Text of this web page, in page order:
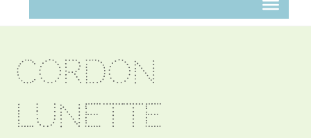
Cordon
lunette